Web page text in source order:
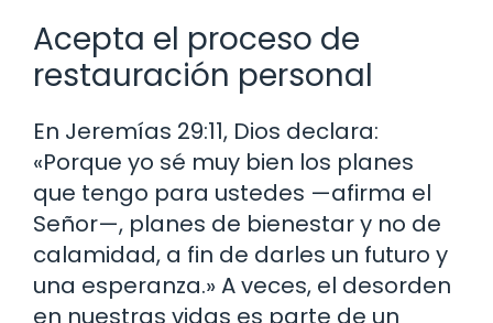
Acepta el proceso de
restauración personal
En Jeremías 29:11, Dios declara:
«Porque yo sé muy bien los planes
que tengo para ustedes —afirma el
Señor—, planes de bienestar y no de
calamidad, a fin de darles un futuro y
una esperanza.» A veces, el desorden
en nuestras vidas es parte de un